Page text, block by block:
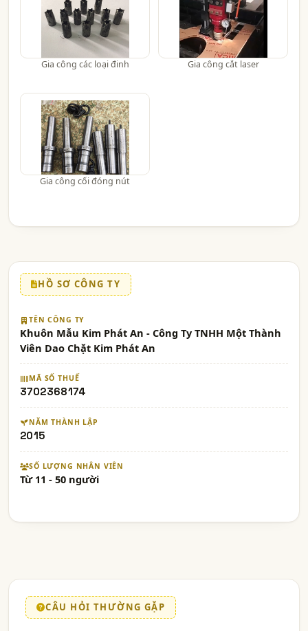
Gia công các loại đinh Gia công cắt laser
Gia công cối đóng nút
HỒ SƠ CÔNG TY
TÊN CÔNG TY
Khuôn Mẫu Kim Phát An - Công Ty TNHH Một Thành
Viên Dao Chặt Kim Phát An
MÃ SỐ THUẾ
3702368174
NĂM THÀNH LẬP
2015
SỐ LƯỢNG NHÂN VIÊN
Từ 11 - 50 người
CÂU HỎI THƯỜNG GẶP